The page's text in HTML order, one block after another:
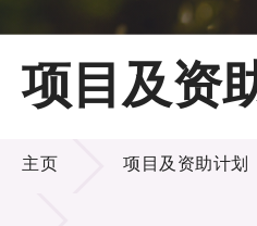
主页
关于LSCM
技术商品化
项目及资
项目及资助计划
主页 项目及资助计划